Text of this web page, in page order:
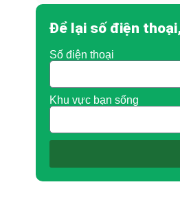
Để lại số điện
Số điện thoại
Khu vực bạn sống